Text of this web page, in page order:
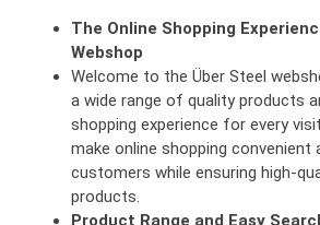
The Online Shopping
Webshop
Welcome to the Über Steel
a wide range of quality products
shopping experience for every
make online shopping
customers while ensuring high-
products.
Product Range and Easy